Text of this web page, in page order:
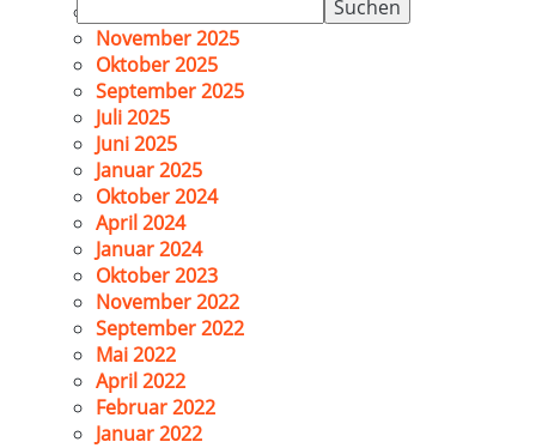
nach:
November 2025
Oktober 2025
September 2025
Juli 2025
Juni 2025
Januar 2025
Oktober 2024
April 2024
Januar 2024
Oktober 2023
November 2022
September 2022
Mai 2022
April 2022
Februar 2022
Januar 2022